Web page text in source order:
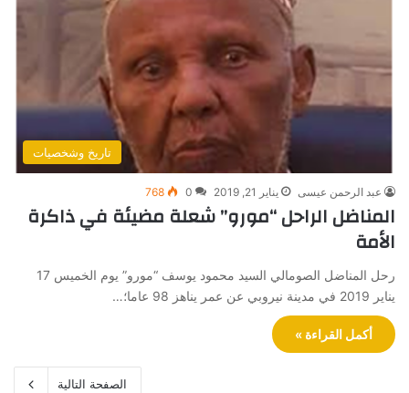
تاريخ وشخصيات
عبد الرحمن عيسى يناير 21, 2019 0
768
المناضل الراحل “مورو” شعلة مضيئة في ذاكرة
الأمة
رحل المناضل الصومالي السيد محمود يوسف “مورو” يوم الخميس 17
يناير 2019 في مدينة نيروبي عن عمر يناهز 98 عاما؛…
أكمل القراءة »
الصفحة التالية